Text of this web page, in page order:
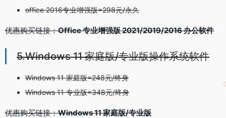
office 2016专业增强版=298元/永久
优惠购买链接：Office 专业增强版 2021/2019/2016 办公软件
5.Windows 11 家庭版/专业版操作系统软件
Windows 11 家庭版=248元/终身
Windows 11 专业版=348元/终身
优惠购买链接：Windows 11 家庭版/专业版